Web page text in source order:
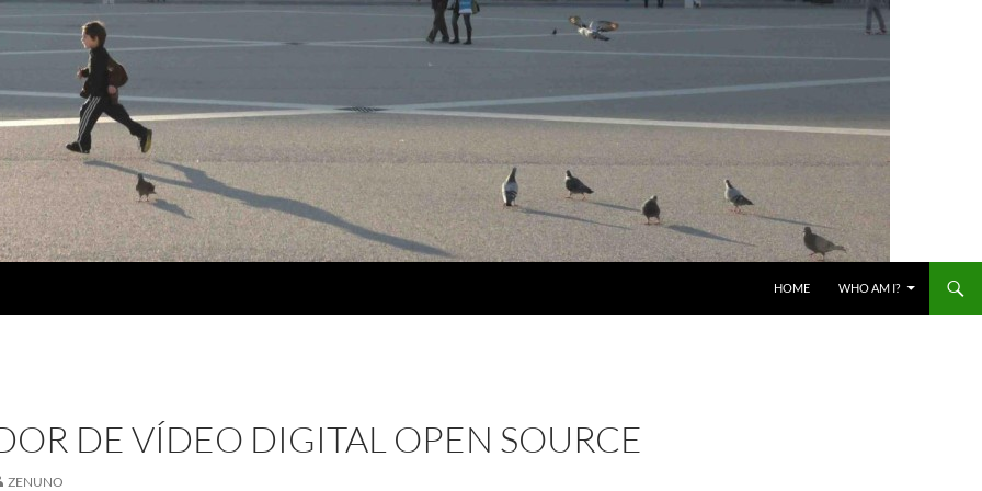
HOME WHO AM I?
DE VÍDEO DIGITAL OPEN SOURCE
ZENUNO